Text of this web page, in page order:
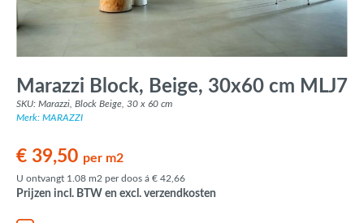
Marazzi Block, Beige, 30x60 cm MLJ7
SKU: Marazzi, Block Beige, 30 x 60 cm
Merk: MARAZZI
€ 39,50 per m2
U ontvangt 1.08 m2 per doos á € 42,66
Prijzen incl. BTW en excl. verzendkosten